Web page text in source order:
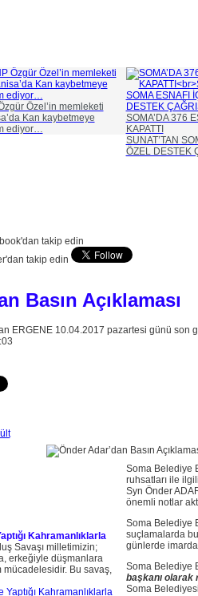
Özel’in memleketi
Kan kaybetmeye
ediyor…
SOMA’DA 376
KAPATTI
SUNAT’TAN
ÖZEL DESTEK
takip edin
takip edin
Basın Açıklaması
ERGENE 10.04.2017 pazartesi günü son
Kahramanlıklarla
Savaşı milletimizin;
erkeğiyle düşmanlara
mücadelesidir. Bu savaş,
Soma Belediye
ruhsatları ile
Syn Önder
önemli notlar
Soma Belediye
suçlamalarda
günlerde
Soma Belediye
başkanı olarak
Soma